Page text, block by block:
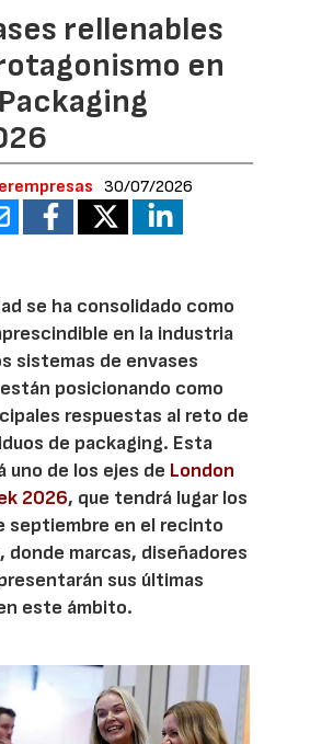
rellenables
en
30/07/2026
se ha consolidado como
en la industria
sistemas de envases
posicionando como
respuestas al reto de
de packaging. Esta
uno de los ejes de London
2026, que tendrá lugar los
septiembre en el recinto
donde marcas, diseñadores
sus últimas
este ámbito.